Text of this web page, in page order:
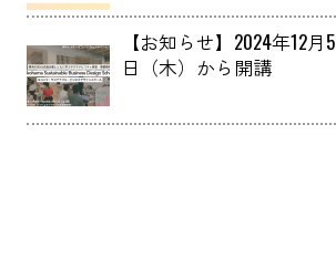
【お知らせ】2024年12月5
日（木）から開講
Business Design School （ヨ